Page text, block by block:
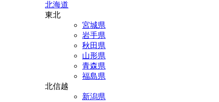
北海道
東北
宮城県
岩手県
秋田県
山形県
青森県
福島県
北信越
新潟県